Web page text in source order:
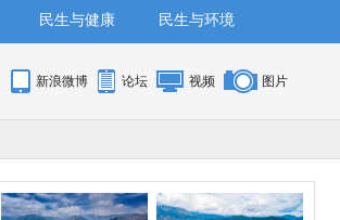
民生与健康 民生与环境
新浪微博 论坛 视频 图片